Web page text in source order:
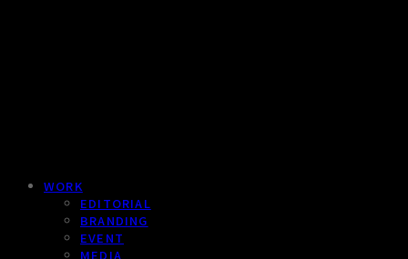
WORK
EDITORIAL
BRANDING
EVENT
MEDIA